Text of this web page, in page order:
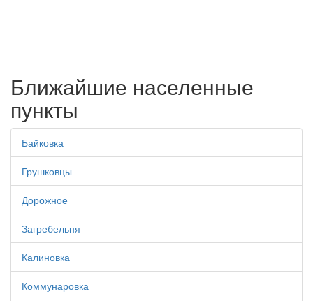
Ближайшие населенные
пункты
Байковка
Грушковцы
Дорожное
Загребельня
Калиновка
Коммунаровка